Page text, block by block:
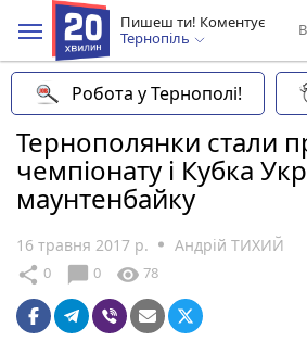
Пишеш ти! Коментує
Тернопіль
Робота у Тернополі!
Тернополянки стали
чемпіонату і Кубка
маунтенбайку
16 травня 2017 р. Андрій ТИХИЙ
share 0 chat_bubble 0 visibility 78